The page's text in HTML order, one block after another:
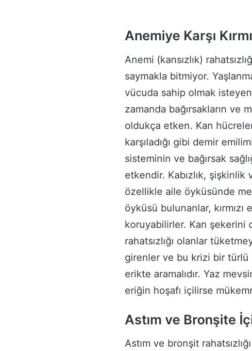
Anemiye Karşı
Anemi (kansızlık)
saymakla bitmiyor.
vücuda sahip olmak
zamanda bağırsakların ve
oldukça etken. Kan
karşıladığı gibi demir
sisteminin ve bağırsak
etkendir. Kabızlık, şişkinlik
özellikle aile öyküsünde
öyküsü bulunanlar, kırmızı
koruyabilirler. Kan şekerini
rahatsızlığı olanlar
girenler ve bu krizi bir türlü
erikte aramalıdır. Yaz
eriğin hoşafı içilirse
Astım ve Bronşite
Astım ve bronşit